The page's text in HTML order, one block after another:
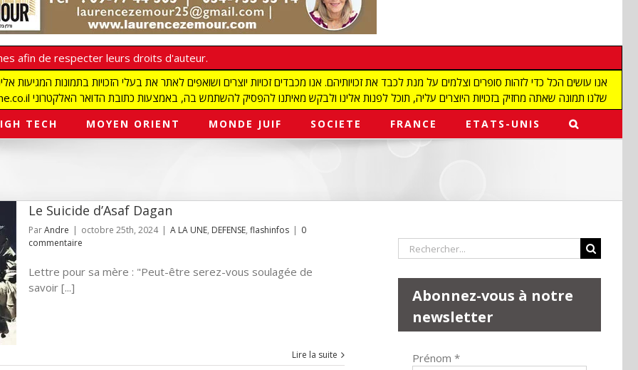
afin de respecter leurs droits d'auteur.
redaction@israelmagazine.co.il שלנו תמונה שאתה מחזיק בזכויות היוצרים עליה, תוכל לפנות אלינו ולבקש מאיתנו להפסיק להשתמש בה, באמצעות כתובת הדואר האלקטרוני
TECH MOYEN ORIENT MONDE JUIF SOCIETE FRANCE ETATS-UNIS
Le Suicide d’Asaf Dagan
ParAndre | octobre 25th, 2024 | A LA UNE, DEFENSE, flashinfos | 0
commentaire
Lettre pour sa mère : "Peut-être serez-vous soulagée de
savoir [...]
Lire la suite
Rechercher:
Abonnez-vous à notre
newsletter
Prénom *